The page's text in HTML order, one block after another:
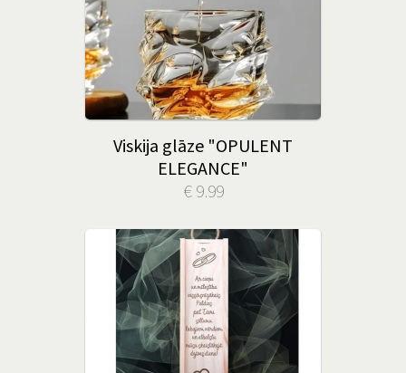
Viskija glāze "OPULENT
ELEGANCE"
€ 9.99